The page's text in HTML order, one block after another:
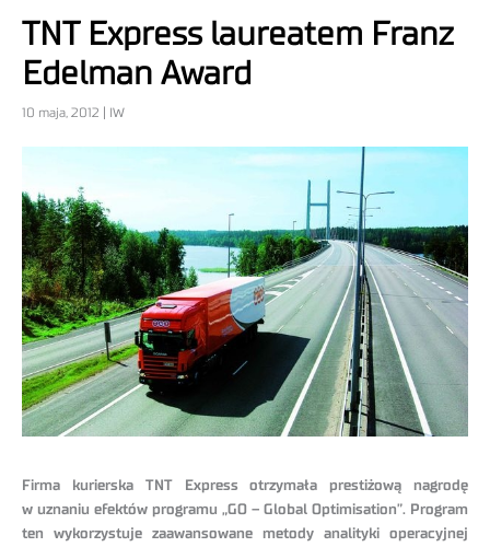
TNT Express laureatem Franz
Edelman Award
10 maja, 2012 | IW
Firma kurierska TNT Express otrzymała prestiżową nagrodę
w uznaniu efektów programu „GO – Global Optimisation”. Program
ten wykorzystuje zaawansowane metody analityki operacyjnej